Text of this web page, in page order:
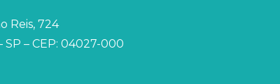
Reis, 724
SP – CEP: 04027-000